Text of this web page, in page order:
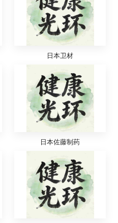
日本卫材
日本佐藤制药